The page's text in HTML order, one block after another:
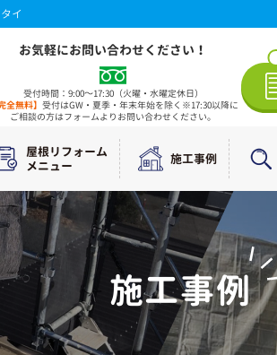
イ
お気軽にお問い合わせください！
受付時間：9:00～17:30（火曜・水曜定休日）
全無料】 受付はGW・夏季・年末年始を除く※17:30以降に
ご相談の方はフォームよりお問い合わせください。
屋根リフォーム
メニュー
施工事例
施工事例
WORKS